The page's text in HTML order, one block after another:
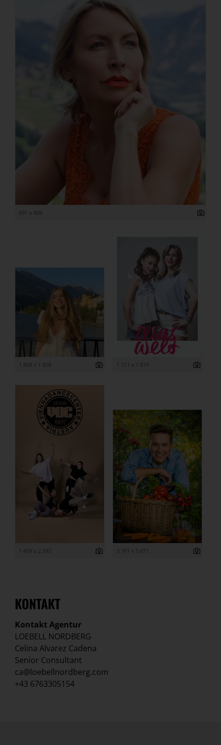
691 x 806
1 808 x 1 808 1 311 x 1 819
1 459 x 2 592 3 781 x 5 671
KONTAKT
Kontakt Agentur
LOEBELL NORDBERG
Celina Alvarez Cadena
Senior Consultant
ca@loebellnordberg.com
+43 6763305154